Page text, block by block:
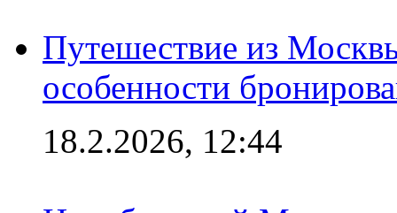
Путешествие из
особенности
18.2.2026, 12:44